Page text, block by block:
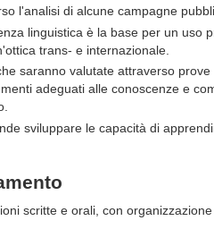
l'analisi di alcune campagne
linguistica è la base per un uso
trans- e internazionale.
saranno valutate attraverso
adeguati alle conoscenze e
sviluppare le capacità di
scritte e orali, con